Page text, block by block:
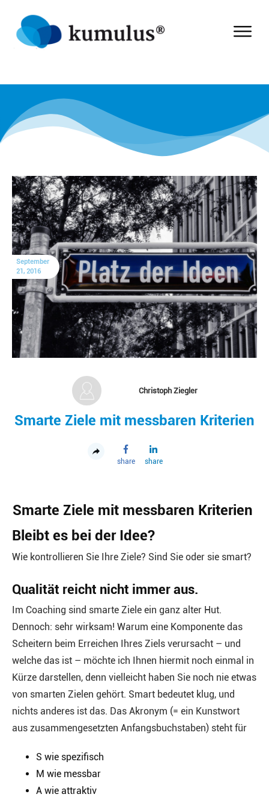
September
21, 2016
Christoph Ziegler
Smarte Ziele mit messbaren Kriterien
share share
Smarte Ziele mit messbaren Kriterien
Bleibt es bei der Idee?
Wie kontrollieren Sie Ihre Ziele? Sind Sie oder sie smart?
Qualität reicht nicht immer aus.
Im Coaching sind smarte Ziele ein ganz alter Hut.
Dennoch: sehr wirksam! Warum eine Komponente das
Scheitern beim Erreichen Ihres Ziels verursacht – und
welche das ist – möchte ich Ihnen hiermit noch einmal in
Kürze darstellen, denn vielleicht haben Sie noch nie etwas
von smarten Zielen gehört. Smart bedeutet klug, und
nichts anderes ist das. Das Akronym (= ein Kunstwort
aus zusammengesetzten Anfangsbuchstaben) steht für
S wie spezifisch
M wie messbar
A wie attraktiv